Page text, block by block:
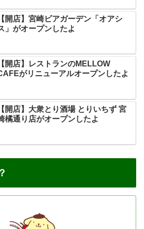
【開店】宮崎ビアガーデン「オアシ
」がオープンしたよ
【開店】レストランのMELLOW
がリニューアルオープンしたよ
【開店】大衆とり酒場 とりいちず 宮
橘通り店がオープンしたよ